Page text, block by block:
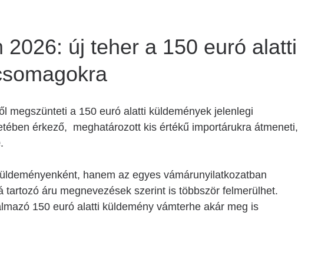
2026: új teher a 150 euró alatti
megszünteti a 150 euró alatti küldemények jelenlegi
érkező, meghatározott kis értékű importárukra átmeneti,
hanem az egyes vámárunyilatkozatban
tartozó áru megnevezések szerint is többször felmerülhet.
150 euró alatti küldemény vámterhe akár meg is